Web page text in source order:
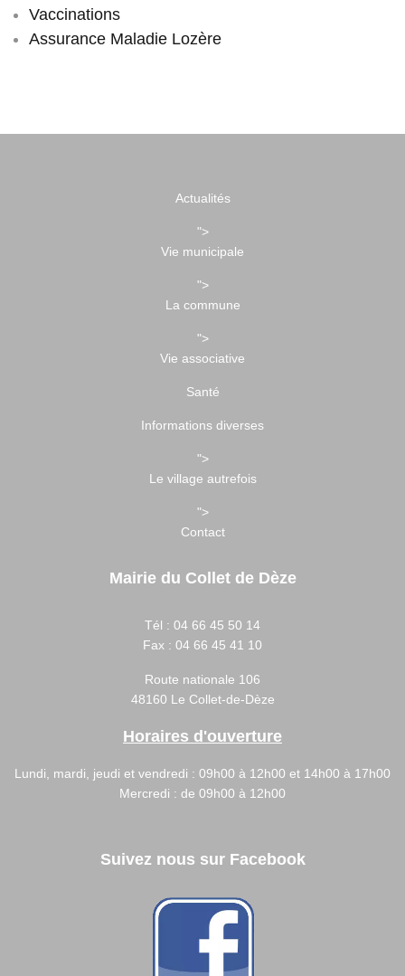
Vaccinations
Assurance Maladie Lozère
Actualités
">
Vie municipale
">
La commune
">
Vie associative
Santé
Informations diverses
">
Le village autrefois
">
Contact
Mairie du Collet de Dèze
Tél : 04 66 45 50 14
Fax : 04 66 45 41 10
Route nationale 106
48160 Le Collet-de-Dèze
Horaires d'ouverture
Lundi, mardi, jeudi et vendredi : 09h00 à 12h00 et 14h00 à 17h00
Mercredi : de 09h00 à 12h00
Suivez nous sur Facebook